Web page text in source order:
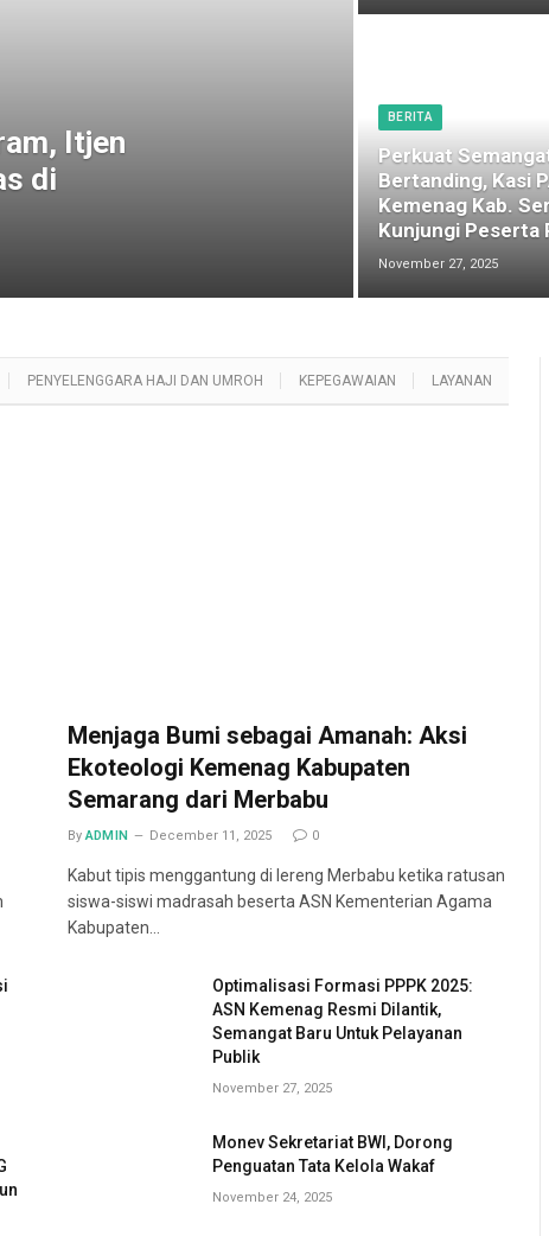
Itjen
di
BERITA
Perkuat
Bertanding, Kasi
Kemenag Kab.
Kunjungi Peserta
November 27, 2025
PENYELENGGARA HAJI DAN UMROH KEPEGAWAIAN LAYANAN
Menjaga Bumi sebagai Amanah: Aksi
Ekoteologi Kemenag Kabupaten
Semarang dari Merbabu
By ADMIN December 11, 2025 0
Kabut tipis menggantung di lereng Merbabu ketika ratusan
siswa-siswi madrasah beserta ASN Kementerian Agama
Kabupaten…
Optimalisasi Formasi PPPK 2025:
ASN Kemenag Resmi Dilantik,
Semangat Baru Untuk Pelayanan
Publik
November 27, 2025
Monev Sekretariat BWI, Dorong
Penguatan Tata Kelola Wakaf
November 24, 2025